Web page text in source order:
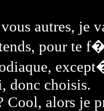
autres, je
pour te
donc choisis.
Cool, alors je